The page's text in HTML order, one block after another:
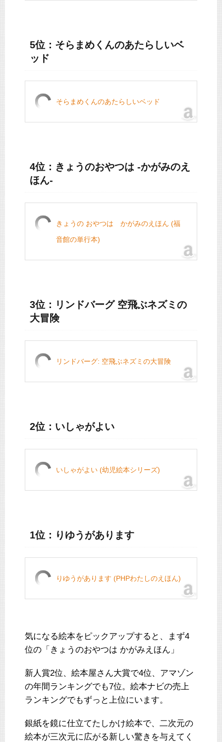
5位：そらまめくんのあたらしいベ
ッド
そらまめくんのあたらしいベッド
4位：きょうのおやつは -かがみのえ
ほん-
きょうの おやつは かがみのえほん (福
音館の単行本)
3位：リンドバーグ 空飛ぶネズミの
大冒険
リンドバーグ: 空飛ぶネズミの大冒険
2位：いしゃがよい
いしゃがよい (幼児絵本シリーズ)
1位：りゆうがあります
りゆうがあります (PHPわたしのえほん)
気になる絵本をピックアップすると、まず4
位の「きょうのおやつは かがみえほん」
新人賞2位、絵本屋さん大賞で4位、アマゾン
の年間ランキングでも7位。絵本ナビの売上
ランキングでもずっと上位にいます。
銀紙を鏡に仕立てたしかけ絵本で、二次元の
絵本が三次元に広がる新しい驚きを与えてく